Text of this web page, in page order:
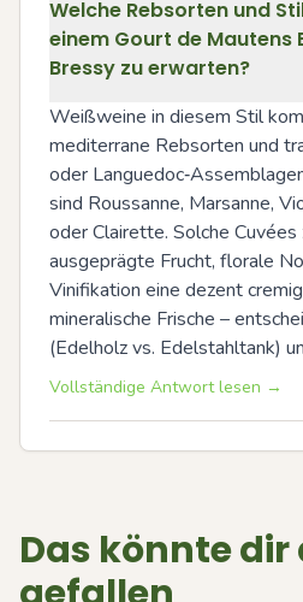
Welche Rebsorten und
einem Gourt de Mautens
Bressy zu erwarten?
Weißweine in diesem Stil
mediterrane Rebsorten und
oder
sind Roussanne, Marsanne,
oder Clairette. Solche
ausgeprägte Frucht, florale
Vinifikation eine dezent
mineralische Frische –
(Edelholz vs. Edelstahltank)
Vollständige Antwort lesen →
Das könnte dir